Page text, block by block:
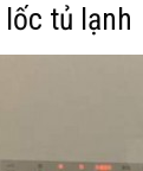
tủ lạnh